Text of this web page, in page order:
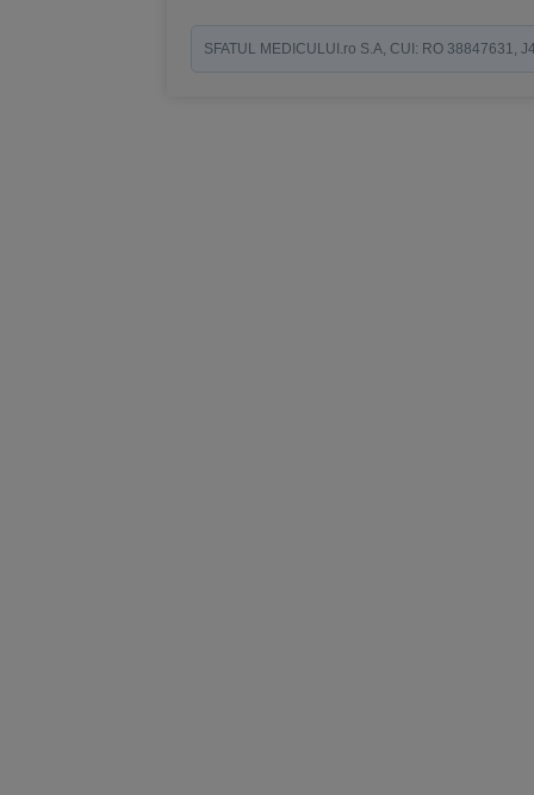
SFATUL MEDICULUI.ro S.A, CUI: RO 38847631,